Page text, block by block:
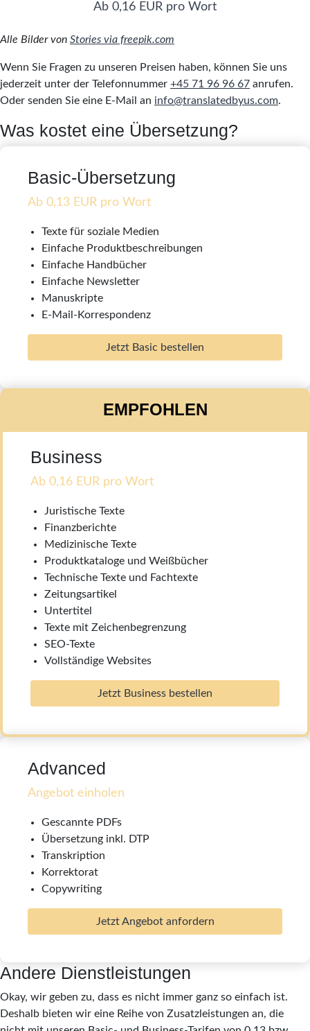
Ab 0,16 EUR pro Wort
Alle Bilder von Stories via freepik.com
Wenn Sie Fragen zu unseren Preisen haben, können Sie uns
jederzeit unter der Telefonnummer +45 71 96 96 67 anrufen.
Oder senden Sie eine E-Mail an info@translatedbyus.com.
Was kostet eine Übersetzung?
Basic-Übersetzung
Ab 0,13 EUR pro Wort
Texte für soziale Medien
Einfache Produktbeschreibungen
Einfache Handbücher
Einfache Newsletter
Manuskripte
E-Mail-Korrespondenz
Jetzt Basic bestellen
EMPFOHLEN
Business
Ab 0,16 EUR pro Wort
Juristische Texte
Finanzberichte
Medizinische Texte
Produktkataloge und Weißbücher
Technische Texte und Fachtexte
Zeitungsartikel
Untertitel
Texte mit Zeichenbegrenzung
SEO-Texte
Vollständige Websites
Jetzt Business bestellen
Advanced
Angebot einholen
Gescannte PDFs
Übersetzung inkl. DTP
Transkription
Korrektorat
Copywriting
Jetzt Angebot anfordern
Andere Dienstleistungen
Okay, wir geben zu, dass es nicht immer ganz so einfach ist.
Deshalb bieten wir eine Reihe von Zusatzleistungen an, die